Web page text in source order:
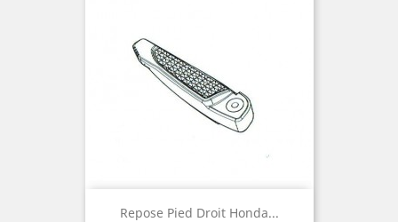
Repose Pied Droit Honda...